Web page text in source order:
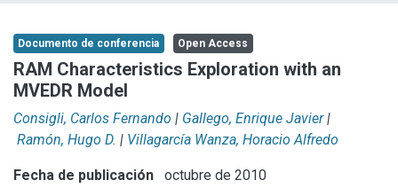
Aportar material
Statistics
Documento de conferencia Open Access
RAM Characteristics Exploration with an
MVEDR Model
Consigli, Carlos Fernando | Gallego, Enrique Javier |
Ramón, Hugo D. | Villagarcía Wanza, Horacio Alfredo
Fecha de publicación octubre de 2010